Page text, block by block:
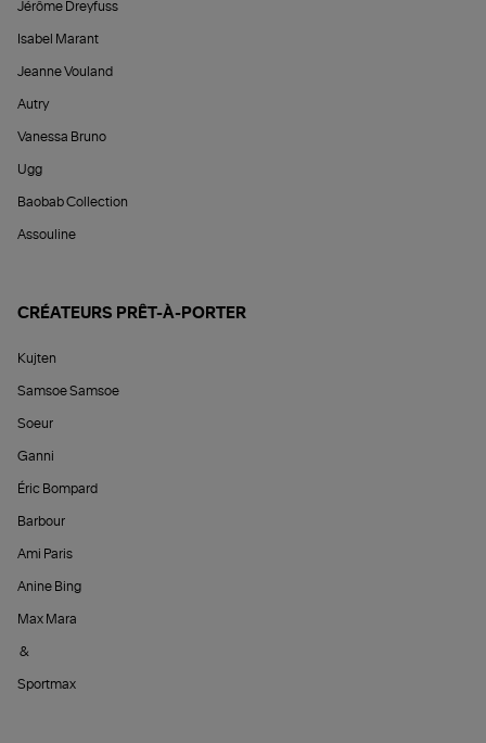
Jérôme Dreyfuss
Isabel Marant
Jeanne Vouland
Autry
Vanessa Bruno
Ugg
Baobab Collection
Assouline
CRÉATEURS PRÊT-À-PORTER
Kujten
Samsoe Samsoe
Soeur
Ganni
Éric Bompard
Barbour
Ami Paris
Anine Bing
Max Mara
&
Sportmax